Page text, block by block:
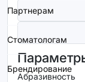
Партнерам
Стоматологам
Брендирование
Абразивность